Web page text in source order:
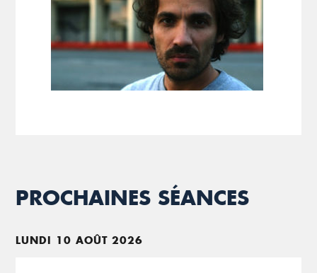
PROCHAINES SÉANCES
LUNDI 10 AOÛT 2026